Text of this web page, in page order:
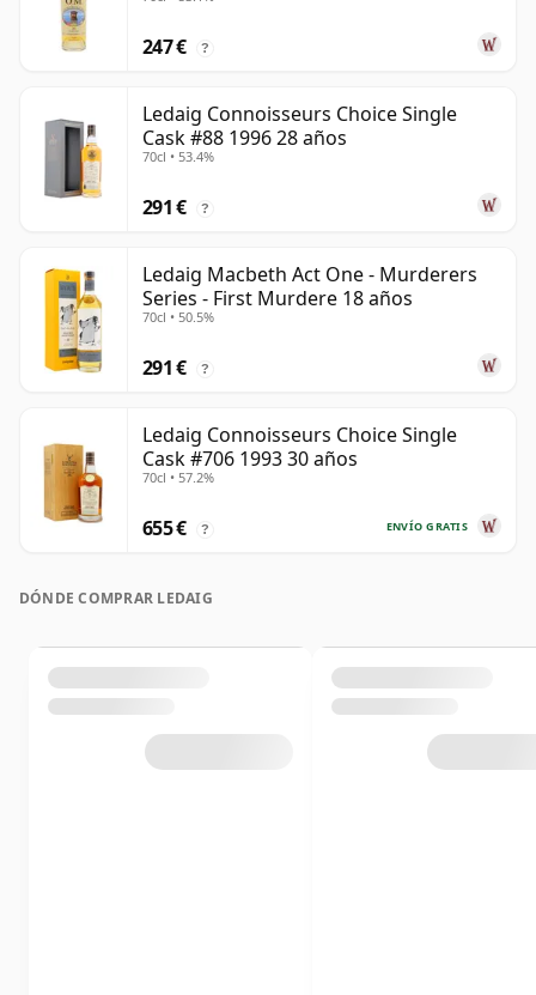
247 € ?
Ledaig Connoisseurs Choice Single
Cask #88 1996 28 años
70cl • 53.4%
291 € ?
Ledaig Macbeth Act One - Murderers
Series - First Murdere 18 años
70cl • 50.5%
291 € ?
Ledaig Connoisseurs Choice Single
Cask #706 1993 30 años
70cl • 57.2%
ENVÍO GRATIS
655 € ?
DÓNDE COMPRAR LEDAIG